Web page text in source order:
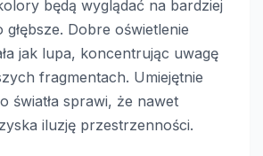
będą wyglądać na bardziej
Dobre oświetlenie
jak lupa, koncentrując uwagę
fragmentach. Umiejętnie
światła sprawi, że nawet
zyska iluzję przestrzenności.